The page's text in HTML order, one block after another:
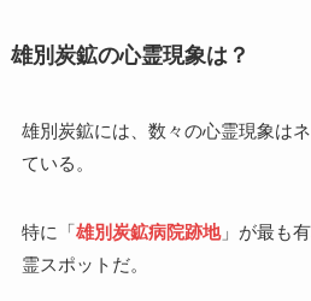
雄別炭鉱の心霊現象は？
雄別炭鉱には、数々の心霊現象は
ている。
特に「雄別炭鉱病院跡地」が最も
霊スポットだ。